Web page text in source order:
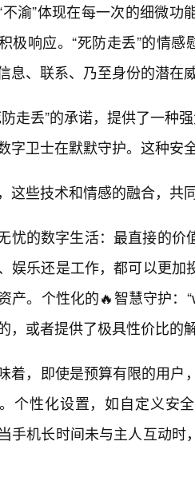
不渝”体现在每一次的细微
极响应。“死防走丢”的情
息、联系、乃至身份的潜在
防走丢”的承诺，提供了一种
字卫士在默默守护。这种安
这些技术和情感的融合，共
忧的数字生活：最直接的
娱乐还是工作，都可以更
产。个性化的🔥智慧守护：
，或者提供了极具性价比的
着，即使是预算有限的用户
个性化设置，如自定义安
当手机长时间未与主人互动